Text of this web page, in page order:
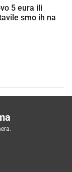
smo ih na